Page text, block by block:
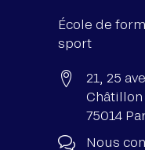
École de
sport
21, 25
Châtillon
75014
Nous